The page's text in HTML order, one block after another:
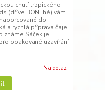
chutí tropického
(dříve BONThé) vám
do
a rychlá příprava čaje
známe.Sáček je
opakované uzavírání
Na dotaz